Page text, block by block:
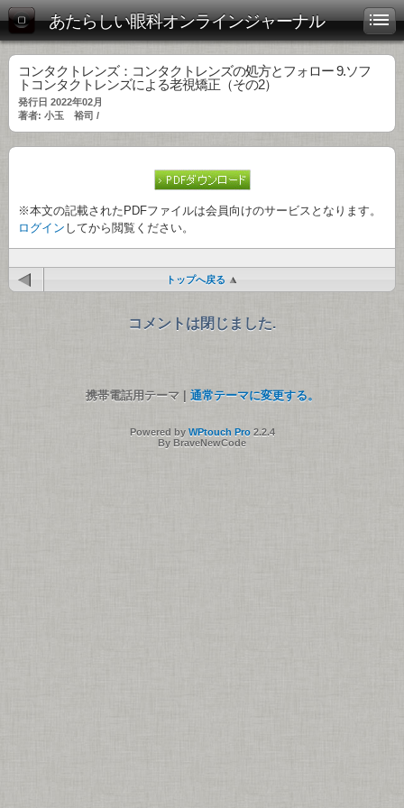
あたらしい眼科オンラインジャーナル
コンタクトレンズ：コンタクトレンズの処方とフォロー 9.ソフ
トコンタクトレンズによる老視矯正（その2）
発行日 2022年02月
著者: 小玉 裕司 /
※本文の記載されたPDFファイルは会員向けのサービスとなります。
ログイン してから閲覧ください。
トップへ戻る
コメントは閉じました.
携帯電話用テーマ | 通常テーマに変更する。
Powered by WPtouch Pro2.2.4
By BraveNewCode